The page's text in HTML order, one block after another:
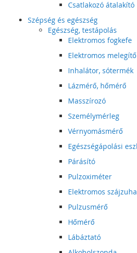
Csatlakozó átalakító
Szépség és egészség
Egészség, testápolás
Elektromos fogkefe
Elektromos melegítő
Inhalátor, sótermék
Lázmérő, hőmérő
Masszírozó
Személymérleg
Vérnyomásmérő
Egészségápolási
Párásító
Pulzoximéter
Elektromos
Pulzusmérő
Hőmérő
Lábáztató